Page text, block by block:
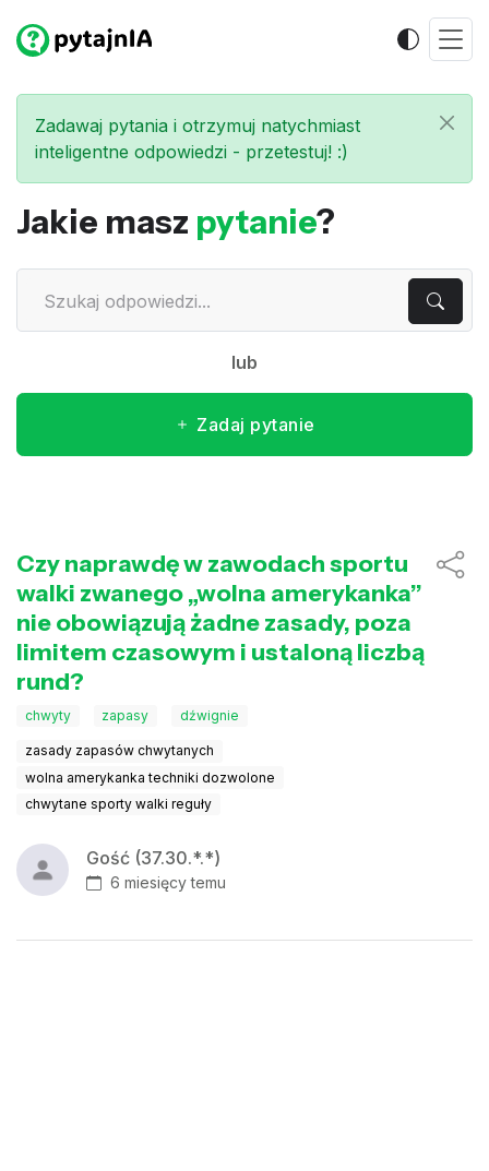
Zadawaj pytania i otrzymuj natychmiast
inteligentne odpowiedzi - przetestuj! :)
Jakie masz pytanie?
lub
Zadaj pytanie
Czy naprawdę w zawodach sportu
walki zwanego „wolna amerykanka”
nie obowiązują żadne zasady, poza
limitem czasowym i ustaloną liczbą
rund?
chwyty zapasy dźwignie
zasady zapasów chwytanych
wolna amerykanka techniki dozwolone
chwytane sporty walki reguły
Gość (37.30.*.*)
6 miesięcy temu